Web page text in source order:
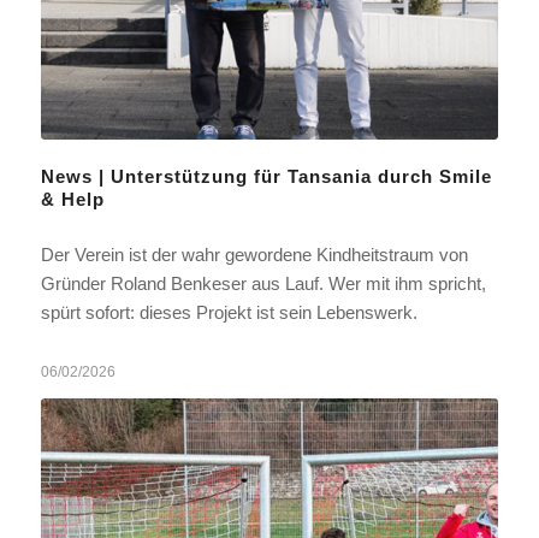
News | Unterstützung für Tansania durch Smile
& Help
Der Verein ist der wahr gewordene Kindheitstraum von
Gründer Roland Benkeser aus Lauf. Wer mit ihm spricht,
spürt sofort: dieses Projekt ist sein Lebenswerk.
06/02/2026